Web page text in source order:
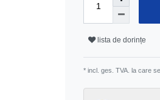
lista de dorințe
* incl. ges. TVA. la care